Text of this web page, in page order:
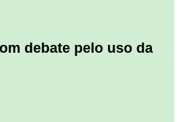
debate pelo uso da